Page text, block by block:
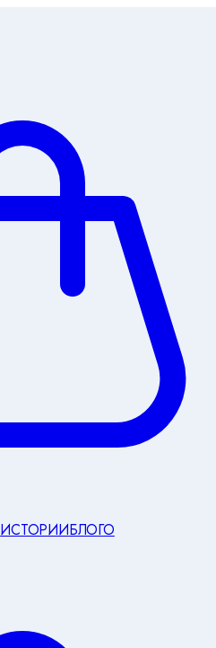
ИСТОРИИБЛОГО